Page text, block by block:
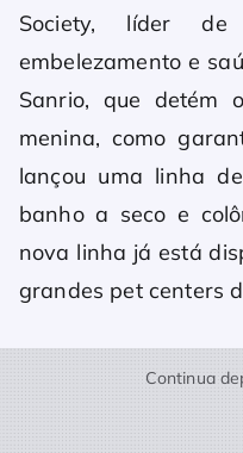
Society, líder
embelezamento e
Sanrio, que detém
menina, como
lançou uma linha
banho a seco e
nova linha já está
grandes pet centers
Continua